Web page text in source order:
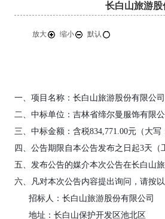
长白山旅游
放大 缩小
默认
一、项目名称：长白山旅游股份有限公
二、中标单位：吉林省缔尔曼服饰有限公
三、中标金额：含税834,771.00元（大写
四、公告期限自本公告发布之日起3天（
五、发布公告的媒介本次公告在长白山
六、凡对本次公告内容提出询问，请按以
招标人：长白山旅游股份有限公司
地址：长白山保护开发区池北区